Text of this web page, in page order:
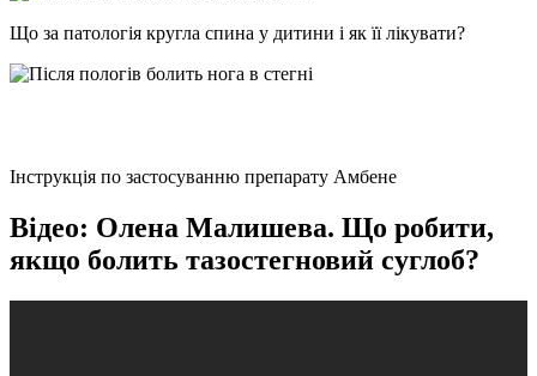
Що за патологія кругла спина у дитини і як її лікувати?
Інструкція по застосуванню препарату Амбене
Відео: Олена Малишева. Що робити,
якщо болить тазостегновий суглоб?